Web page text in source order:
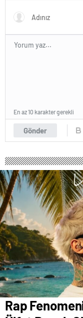
Gönder
En az 10 karakter gerekli
Rap